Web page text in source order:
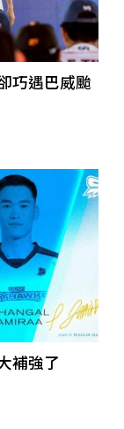
巧遇巴威颱
補強了